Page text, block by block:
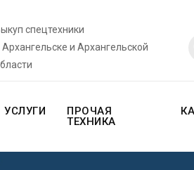
спецтехники
Архангельске и Архангельской
УСЛУГИ
ПРОЧАЯ
ТЕХНИКА